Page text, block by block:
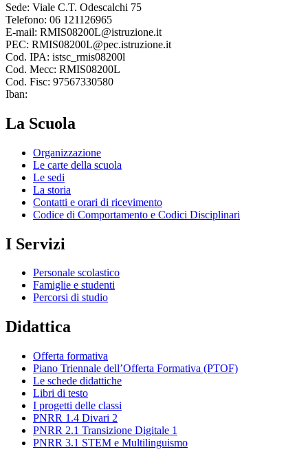
Sede: Viale C.T. Odescalchi 75
Telefono: 06 121126965
E-mail: RMIS08200L@istruzione.it
PEC: RMIS08200L@pec.istruzione.it
Cod. IPA: istsc_rmis08200l
Cod. Mecc: RMIS08200L
Cod. Fisc: 97567330580
Iban:
La Scuola
Organizzazione
Le carte della scuola
Le sedi
La storia
Contatti e orari di ricevimento
Codice di Comportamento e Codici Disciplinari
I Servizi
Personale scolastico
Famiglie e studenti
Percorsi di studio
Didattica
Offerta formativa
Piano Triennale dell’Offerta Formativa (PTOF)
Le schede didattiche
Libri di testo
I progetti delle classi
PNRR 1.4 Divari 2
PNRR 2.1 Transizione Digitale 1
PNRR 3.1 STEM e Multilinguismo